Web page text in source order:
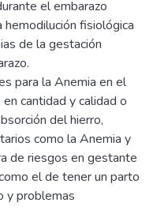
el embarazo
hemodilución fisiológica
de la gestación
para la Anemia en el
cantidad y calidad o
del hierro,
como la Anemia y
de riesgos en gestante
el de tener un parto
y problemas